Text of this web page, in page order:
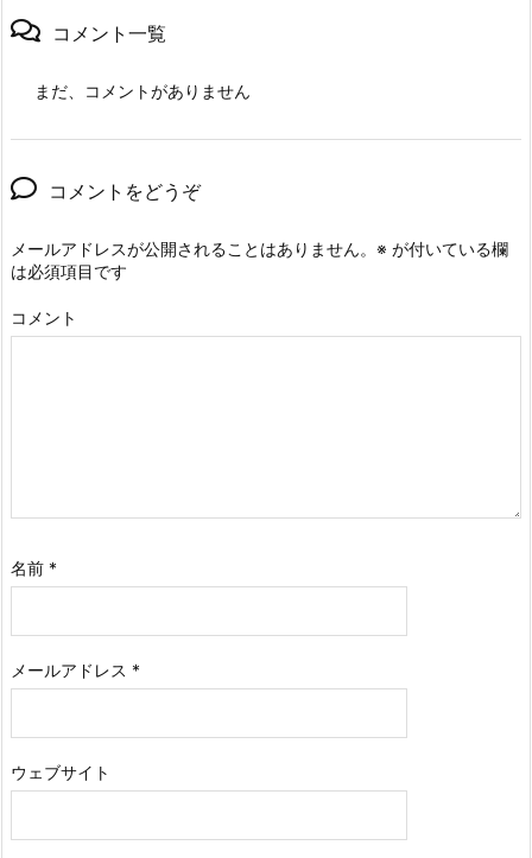
コメント一覧
まだ、コメントがありません
コメントをどうぞ
メールアドレスが公開されることはありません。 ※ が付いている欄
は必須項目です
コメント
名前 *
メールアドレス *
ウェブサイト